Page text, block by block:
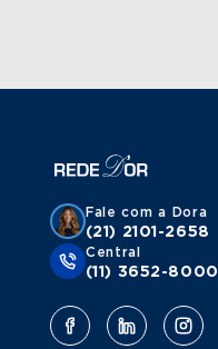
Fale com a Dora
(21) 2101-2658
Central
(11) 3652-8000